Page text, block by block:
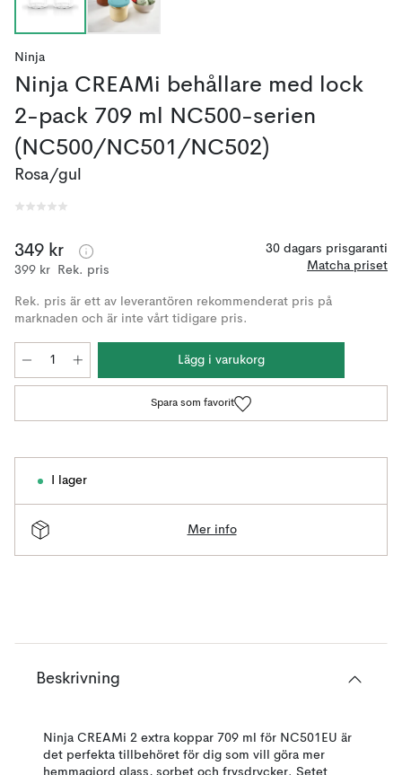
Ninja
Ninja CREAMi behållare med lock
2-pack 709 ml NC500-serien
(NC500/NC501/NC502)
Rosa/gul
349 kr
399 kr Rek. pris
30 dagars prisgaranti
Matcha priset
Rek. pris är ett av leverantören rekommenderat pris på
marknaden och är inte vårt tidigare pris.
Lägg i varukorg
Spara som favorit
I lager
Mer info
Beskrivning
Ninja CREAMi 2 extra koppar 709 ml för NC501EU är
det perfekta tillbehöret för dig som vill göra mer
hemmagjord glass, sorbet och frysdrycker. Setet